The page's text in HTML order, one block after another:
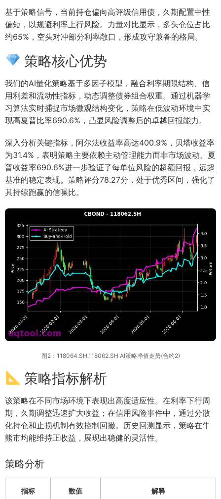
基于策略信号，当前持仓偏向高评级信用债，久期配置中性
偏短，以规避利率上行风险。力量对比显示，多头仓位占比
约65%，空头对冲部分利率敞口，形成攻守兼备的格局。
策略核心优势
我们的AI量化策略基于多因子模型，融合利率期限结构、信
用利差和流动性指标，动态调整债券组合权重。通过机器学
习算法实时捕捉市场微观结构变化，策略在低波动环境中实
现高夏普比率690.6%，凸显风险调整后的卓越回报能力。
深入分析关键指标，阿尔法收益率高达400.9%，贝塔收益率
为31.4%，表明策略主要依赖主动管理能力而非市场波动。夏
普收益率690.6%进一步验证了每单位风险的超额回报，远超
基准的稳定表现。策略评分78.27分，处于优秀区间，强化了
其持续跑赢的信噪比。
图2：118064.SH,118062.SH AI策略净值走势(合约2)
策略指标解析
该策略在不同市场环境下表现出高度适应性。在利率下行周
期，久期调整迅速扩大收益；在信用风险事件中，通过分散
化持仓和止损机制有效控制回撤。历史回测显示，策略在牛
熊市均能维持正收益，展现出稳健的灵活性。
策略分析
指标 数值 解释